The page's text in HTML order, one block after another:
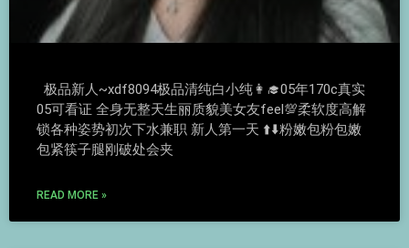
极品新人~xdf8094极品清纯白小纯👩‍🎓05年170c真实
05可看证 全身无整天生丽质貌美女友feel💯柔软度高解
锁各种姿势初次下水兼职 新人第一天 ⬆️⬇️粉嫩包粉包嫩
包紧筷子腿刚破处会夹
READ MORE »